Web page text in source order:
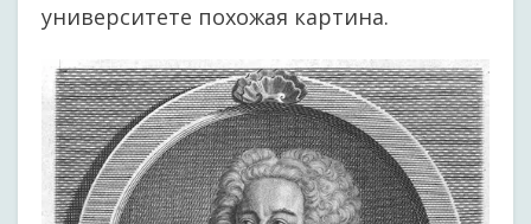
университете похожая картина.